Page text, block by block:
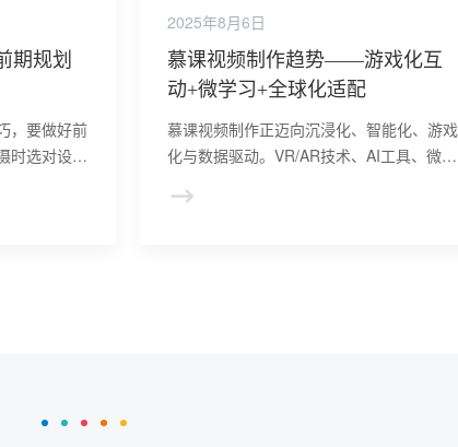
期规划
，要做好前
时选对设
制时长。多
2025年8月6日
慕课视频制作趋势——游戏化互
动+微学习+全球化适配
慕课视频制作正迈向沉浸化、智能化、游戏
化与数据驱动。VR/AR技术、AI工具、微学
学习数据分析实现精准优化，推动在线教育